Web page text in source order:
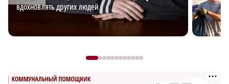
вдохновлять других людей